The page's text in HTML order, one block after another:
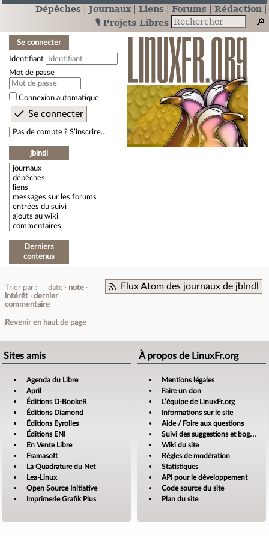
Dépêches Journaux Liens Forums
Rédaction
🎙️ Projets Libres
Se connecter
Identifiant
Mot de passe
Connexion automatique
Pas de compte ? S’inscrire…
jblndl
journaux
dépêches
liens
messages sur les forums
entrées du suivi
ajouts au wiki
commentaires
Derniers
contenus
Flux Atom des journaux de jblndl
Trier par : date
note
intérêt
dernier
commentaire
Revenir en haut de page
Sites amis
Agenda du Libre
April
Éditions D-BookeR
Éditions Diamond
Éditions Eyrolles
Éditions ENI
En Vente Libre
Framasoft
La Quadrature du Net
Lea-Linux
Open Source Initiative
Imprimerie Grafik Plus
À propos de LinuxFr.org
Mentions légales
Faire un don
L’équipe de LinuxFr.org
Informations sur le site
Aide / Foire aux questions
Suivi des suggestions et bogues
Wiki du site
Règles de modération
Statistiques
API pour le développement
Code source du site
Plan du site